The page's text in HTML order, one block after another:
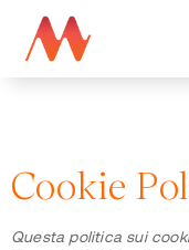
Cookie
Questa politica sui